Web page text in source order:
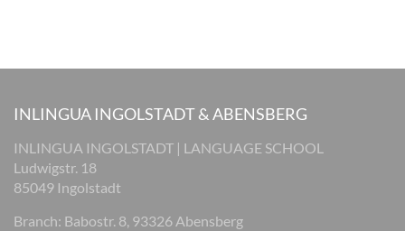
INLINGUA INGOLSTADT & ABENSBERG
INLINGUA INGOLSTADT | LANGUAGE SCHOOL
Ludwigstr. 18
85049 Ingolstadt
Branch: Babostr. 8, 93326 Abensberg